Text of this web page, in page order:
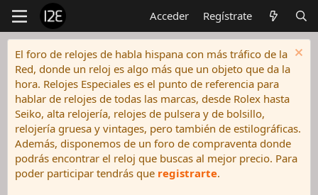
Acceder Regístrate
El foro de relojes de habla hispana con más tráfico de la
Red, donde un reloj es algo más que un objeto que da la
hora. Relojes Especiales es el punto de referencia para
hablar de relojes de todas las marcas, desde Rolex hasta
Seiko, alta relojería, relojes de pulsera y de bolsillo,
relojería gruesa y vintages, pero también de estilográficas.
Además, disponemos de un foro de compraventa donde
podrás encontrar el reloj que buscas al mejor precio. Para
poder participar tendrás que registrarte.